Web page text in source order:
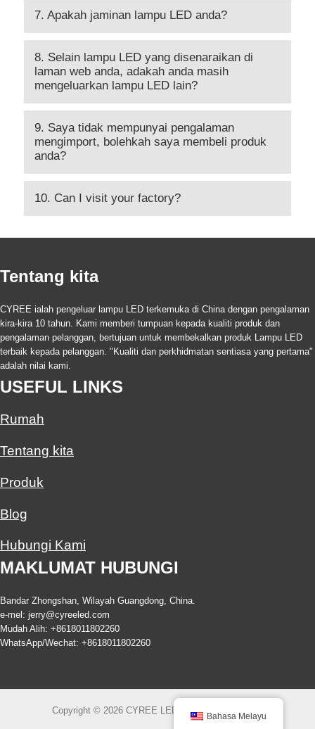
7. Apakah jaminan lampu LED anda?
8. Selain lampu LED yang disenaraikan di
laman web anda, adakah anda masih
mengeluarkan lampu LED lain?
9. Saya tidak mempunyai pengalaman
mengimport, bolehkah saya membeli produk
anda?
10. Can I visit your factory?
Tentang kita
CYREE ialah pengeluar lampu LED terkemuka di China dengan pengalaman
kira-kira 10 tahun. Kami memberi tumpuan kepada kualiti produk dan
pengalaman pelanggan, bertujuan untuk membekalkan produk Lampu LED
terbaik kepada pelanggan. "Kualiti dan perkhidmatan sentiasa yang pertama"
adalah nilai kami.
USEFUL LINKS
Rumah
Tentang kita
Produk
Blog
Hubungi Kami
MAKLUMAT HUBUNGI
Bandar Zhongshan, Wilayah Guangdong, China.
e-mel: jerry@cyreeled.com
Mudah Alih: +8618011802260
WhatsApp/Wechat: +8618011802260
Copyright © 2026 CYREE LED All Rights Reserved.
Bahasa Melayu